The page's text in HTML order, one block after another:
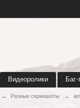
Видеоролики Баг-
→ Разные скриншоты →